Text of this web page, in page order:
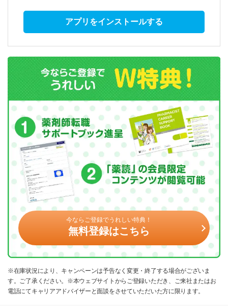
アプリをインストールする
今ならご登録でうれしい特典！
無料登録はこちら
※在庫状況により、キャンペーンは予告なく変更・終了する場合がございま
す。ご了承ください。※本ウェブサイトからご登録いただき、ご来社またはお
電話にてキャリアアドバイザーと面談をさせていただいた方に限ります。